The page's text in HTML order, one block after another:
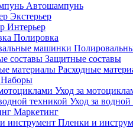
Автошампунь
Экстерьер
Интерьер
Полировка
Защитные составы
Расходные
Наборы
Уход за
Уход за водной
Маркетинг
Пленки и